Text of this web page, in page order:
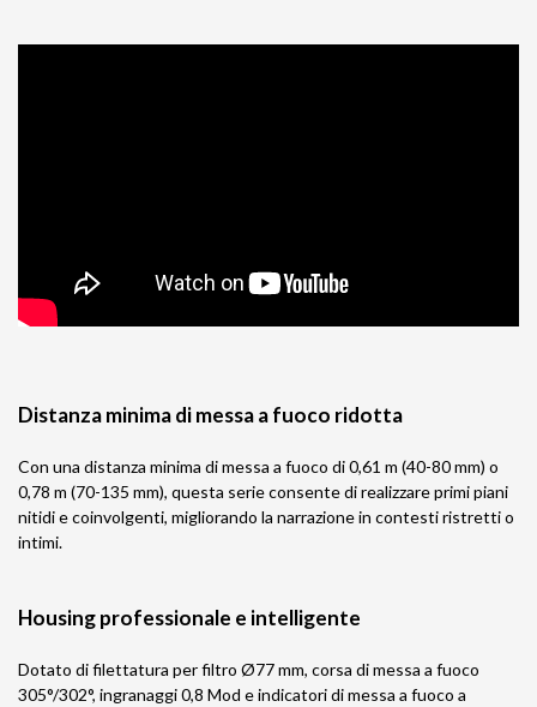
Distanza minima di messa a fuoco ridotta
Con una distanza minima di messa a fuoco di 0,61 m (40-80 mm) o
0,78 m (70-135 mm), questa serie consente di realizzare primi piani
nitidi e coinvolgenti, migliorando la narrazione in contesti ristretti o
intimi.
Housing professionale e intelligente
Dotato di filettatura per filtro Ø77 mm, corsa di messa a fuoco
305°/302°, ingranaggi 0,8 Mod e indicatori di messa a fuoco a